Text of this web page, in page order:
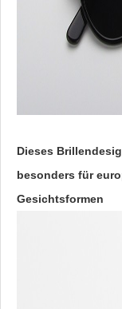
Dieses
besonders für
Gesichtsformen